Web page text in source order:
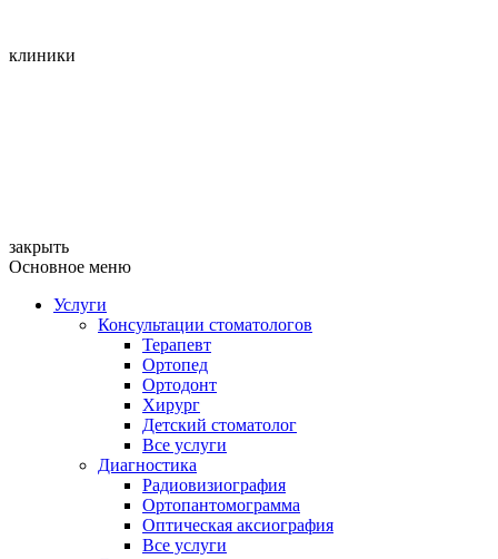
клиники
закрыть
Основное меню
Услуги
Консультации стоматологов
Терапевт
Ортопед
Ортодонт
Хирург
Детский стоматолог
Все услуги
Диагностика
Радиовизиография
Ортопантомограмма
Оптическая аксиография
Все услуги